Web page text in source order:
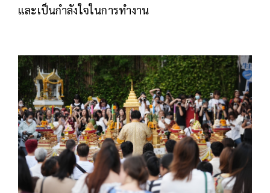
และเป็นกำลังใจในการทำงาน